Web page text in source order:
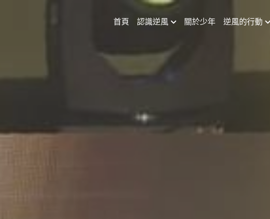
首頁 認識逆風 關於少年 逆風的行動